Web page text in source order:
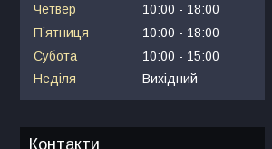
Четвер
10:00
18:00
Пʼятниця
10:00
18:00
Субота
10:00
15:00
Неділя
Вихідний
Контакти